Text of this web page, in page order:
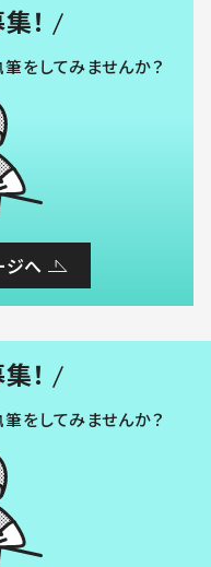
！
をしてみませんか？
ジへ
！
をしてみませんか？